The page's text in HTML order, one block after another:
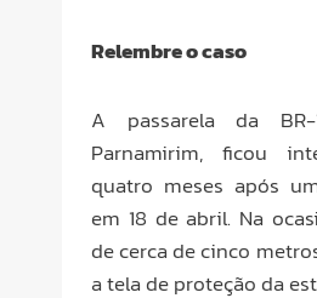
Relembre o caso
A passarela da
Parnamirim, ficou
quatro meses após
em 18 de abril. Na
de cerca de cinco
a tela de proteção da